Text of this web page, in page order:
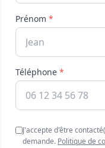
Prénom *
Téléphone *
J'accepte d'être
demande. Politique de